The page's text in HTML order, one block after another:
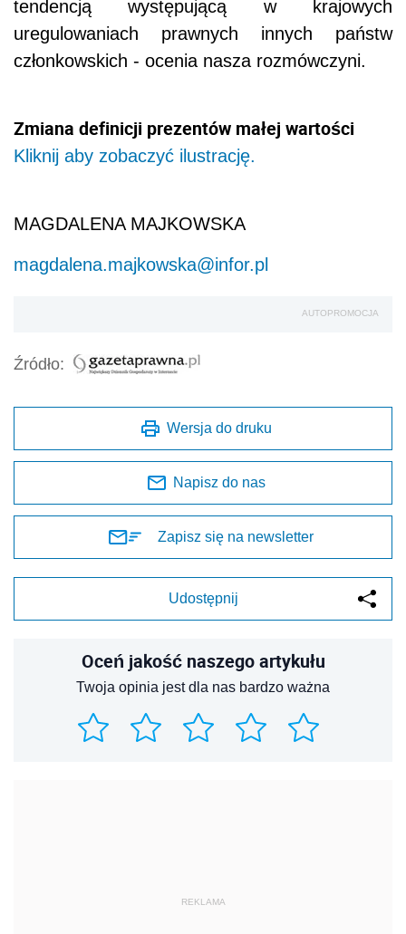
tendencją występującą w krajowych
uregulowaniach prawnych innych państw
członkowskich - ocenia nasza rozmówczyni.
Zmiana definicji prezentów małej wartości
Kliknij aby zobaczyć ilustrację.
MAGDALENA MAJKOWSKA
magdalena.majkowska@infor.pl
AUTOPROMOCJA
Źródło:
Wersja do druku
Napisz do nas
Zapisz się na newsletter
Udostępnij
Oceń jakość naszego artykułu
Twoja opinia jest dla nas bardzo ważna
REKLAMA